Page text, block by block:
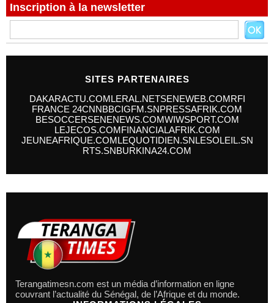
Inscription à la newsletter
SITES PARTENAIRES
DAKARACTU.COMLERAL.NETSENEWEB.COMRFI
FRANCE 24CNNBBCIGFM.SNPRESSAFRIK.COM
BESOCCERSENENEWS.COMWIWSPORT.COM
LEJECOS.COMFINANCIALAFRIK.COM
JEUNEAFRIQUE.COMLEQUOTIDIEN.SNLESOLEIL.SN
RTS.SNBURKINA24.COM
Terangatimesn.com est un média d’information en ligne
couvrant l’actualité du Sénégal, de l’Afrique et du monde.